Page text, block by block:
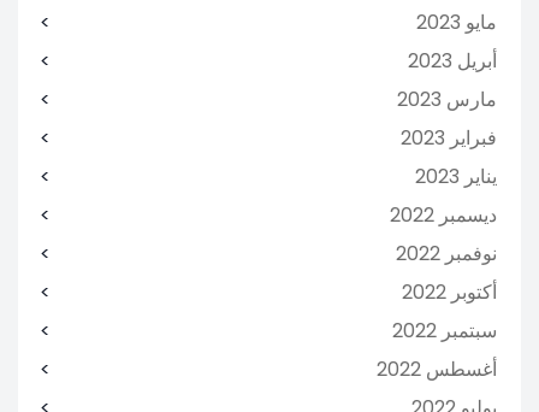
مايو 2023
أبريل 2023
مارس 2023
فبراير 2023
يناير 2023
ديسمبر 2022
نوفمبر 2022
أكتوبر 2022
سبتمبر 2022
أغسطس 2022